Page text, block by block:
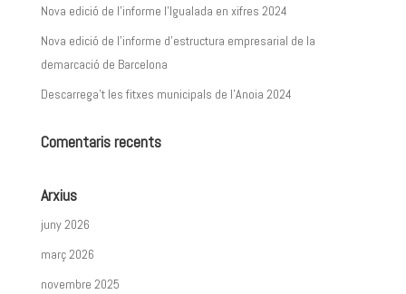
Nova edició de l’informe l’Igualada en xifres 2024
Nova edició de l’informe d’estructura empresarial de la
demarcació de Barcelona
Descarrega’t les fitxes municipals de l’Anoia 2024
Comentaris recents
Arxius
juny 2026
març 2026
novembre 2025